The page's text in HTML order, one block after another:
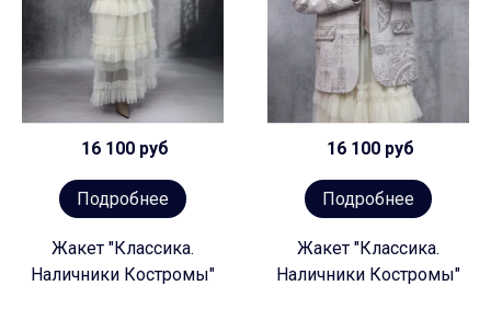
16 100 руб
Подробнее
Жакет "Классика.
Наличники Костромы"
16 100 руб
Подробнее
Жакет "Классика.
Наличники Костромы"